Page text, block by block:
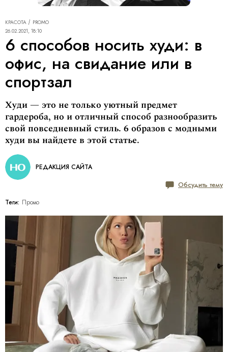
КРАСОТА
PROMO
26.02.2021, 18:10
6 способов носить худи: в
офис, на свидание или в
спортзал
Худи — это не только уютный предмет
гардероба, но и отличный способ разнообразить
свой повседневный стиль. 6 образов с модными
худи вы найдете в этой статье.
РЕДАКЦИЯ САЙТА
Обсудить тему
Теги: Промо